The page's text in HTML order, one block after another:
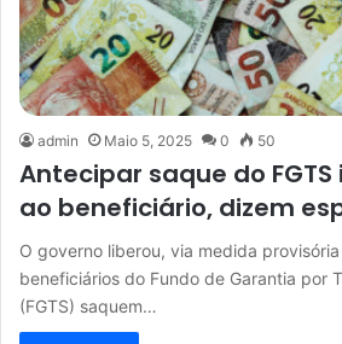
admin Maio 5, 2025 0 50
Antecipar saque do
ao beneficiário, dizem
O governo liberou, via medida
beneficiários do Fundo de Garantia por
(FGTS) saquem…